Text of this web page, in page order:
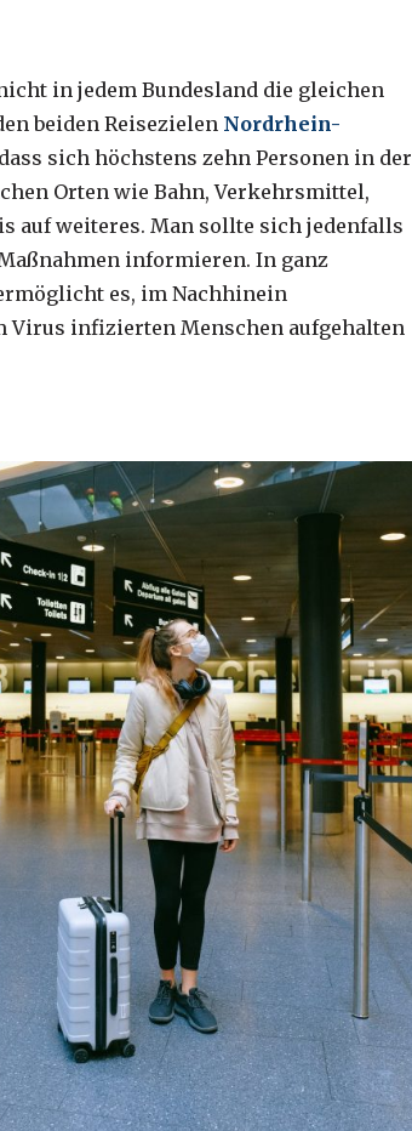
in jedem Bundesland die gleichen
beiden Reisezielen Nordrhein-
sich höchstens zehn Personen in der
Orten wie Bahn, Verkehrsmittel,
auf weiteres. Man sollte sich jedenfalls
informieren. In ganz
es, im Nachhinein
Virus infizierten Menschen aufgehalten